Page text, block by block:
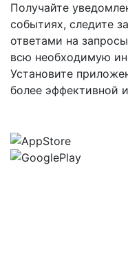
Получайте
событиях, следите
ответами на
всю необходимую
Установите
более эффективной